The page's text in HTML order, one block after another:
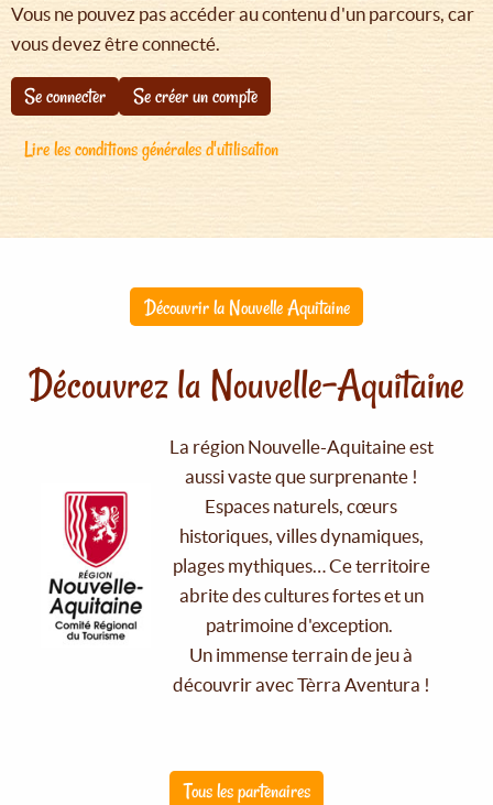
Vous ne pouvez pas accéder au contenu d'un parcours, car
vous devez être connecté.
Se connecter
Se créer un compte
Lire les conditions générales d'utilisation
Découvrir la Nouvelle Aquitaine
Découvrez la Nouvelle-Aquitaine
La région Nouvelle-Aquitaine est
aussi vaste que surprenante !
Espaces naturels, cœurs
historiques, villes dynamiques,
plages mythiques… Ce territoire
abrite des cultures fortes et un
patrimoine d'exception.
Un immense terrain de jeu à
découvrir avec Tèrra Aventura !
Tous les partenaires